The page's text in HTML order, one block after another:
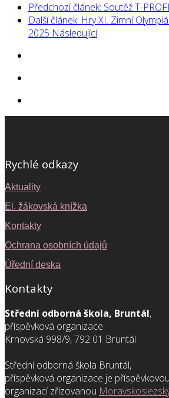
Předchozí článek: Soutěž T-PROFI
Další článek: Hry XI. Zimní
2025 Následující
Rychlé odkazy
Aktuality
El. žákovská knížka
Kontakty
Ochrana osobních údajů
Úřední deska
Kontakty
Střední odborná škola, Bruntál,
příspěvková organizace
Krnovská 998/9, 792 01 Bruntál
Střední odborná škola Bruntál,
příspěvková organizace je příspěvkovou
organizací zřizovanou